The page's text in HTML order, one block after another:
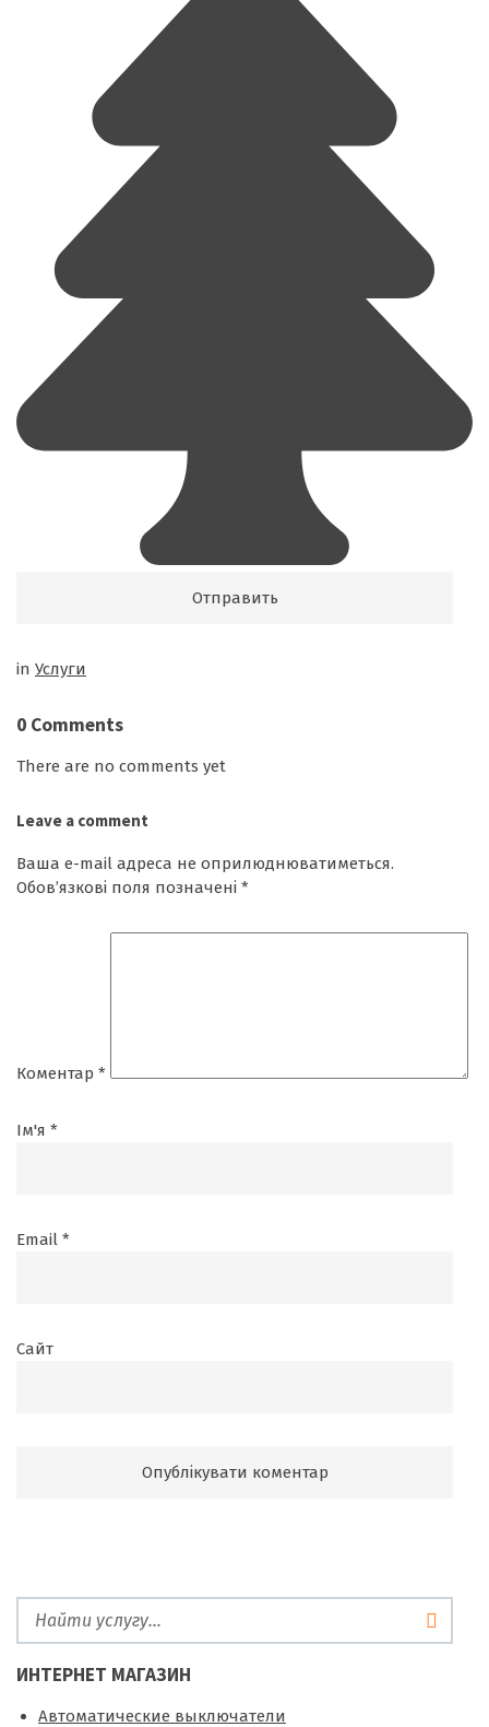
in Услуги
0 Comments
There are no comments yet
Leave a comment
Ваша e-mail адреса не оприлюднюватиметься.
Обов’язкові поля позначені *
Коментар *
Ім'я *
Email *
Сайт
ИНТЕРНЕТ МАГАЗИН
Автоматические выключатели